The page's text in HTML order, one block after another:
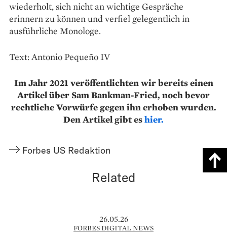
wiederholt, sich nicht an wichtige Gespräche
erinnern zu können und verfiel gelegentlich in
ausführliche Monologe.
Text: Antonio Pequeño IV
Im Jahr 2021 veröffentlichten wir bereits einen
Artikel über Sam Bankman-Fried, noch bevor
rechtliche Vorwürfe gegen ihn erhoben wurden.
Den Artikel gibt eshier.
Forbes US Redaktion
Related
26.05.26
FORBES DIGITAL NEWS